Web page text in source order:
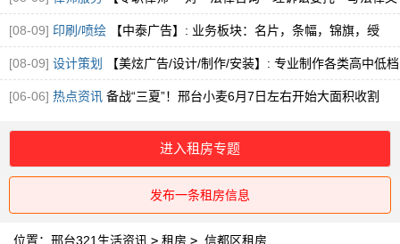
书】
[08-09] 印刷/喷绘 【中泰广告】: 业务板块：名片，条幅，锦旗，绶
带，袖标，喷绘
[08-09] 设计策划 【美炫广告/设计/制作/安装】: 专业制作各类高中低档
门头，
[06-06] 热点资讯 备战“三夏”！邢台小麦6月7日左右开始大面积收割
进入租房专题
发布一条租房信息
位置： 邢台321生活资讯 > 租房 > 信都区租房